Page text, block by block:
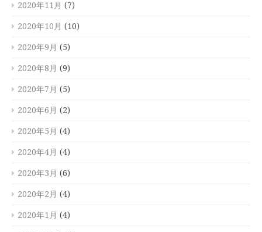
2020年11月 (7)
2020年10月 (10)
2020年9月 (5)
2020年8月 (9)
2020年7月 (5)
2020年6月 (2)
2020年5月 (4)
2020年4月 (4)
2020年3月 (6)
2020年2月 (4)
2020年1月 (4)